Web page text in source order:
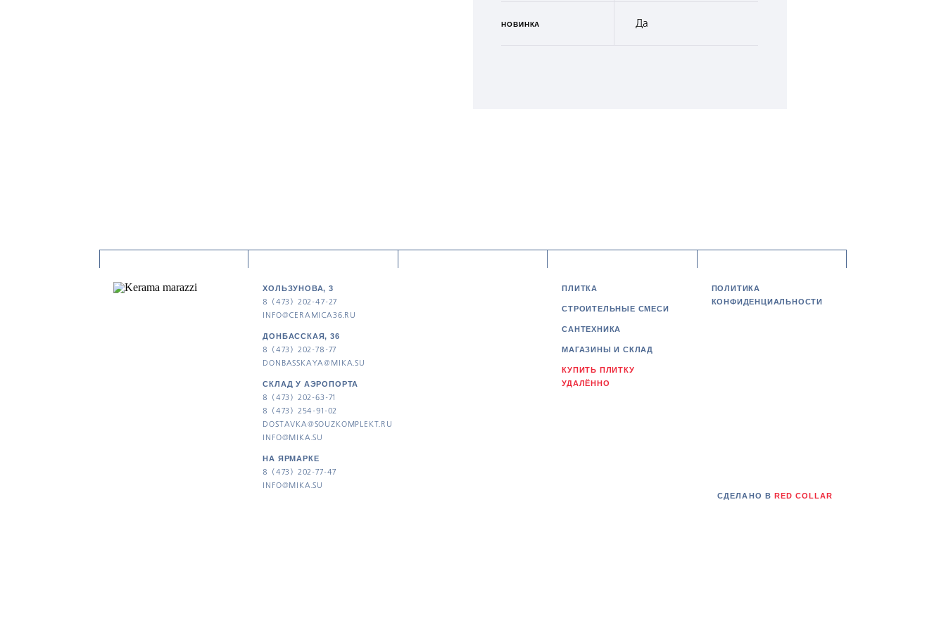
НОВИНКА Да
ХОЛЬЗУНОВА, 3
8 (473) 202-47-27
INFO@CERAMICA36.RU
ДОНБАССКАЯ, 36
8 (473) 202-78-77
DONBASSKAYA@MIKA.SU
СКЛАД У АЭРОПОРТА
8 (473) 202-63-71
8 (473) 254-91-02
DOSTAVKA@SOUZKOMPLEKT.RU
INFO@MIKA.SU
НА ЯРМАРКЕ
8 (473) 202-77-47
INFO@MIKA.SU
ПЛИТКА
СТРОИТЕЛЬНЫЕ СМЕСИ
САНТЕХНИКА
МАГАЗИНЫ И СКЛАД
КУПИТЬ ПЛИТКУ
УДАЛЁННО
ПОЛИТИКА
КОНФИДЕНЦИАЛЬНОСТИ
СДЕЛАНО В RED COLLAR